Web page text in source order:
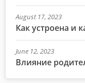
August 17, 2023
Как устроена и
June 12, 2023
Влияние